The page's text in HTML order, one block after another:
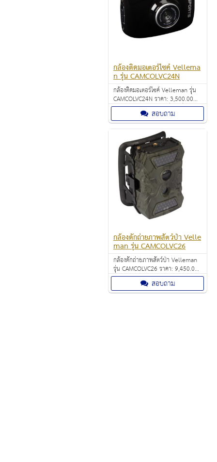
กล้องติดมอเตอร์ไซค์ Vellema
n รุ่น CAMCOLVC24N
กล้องติดมอเตอร์ไซค์ Velleman รุ่น
CAMCOLVC24N ราคา: 3,500.00
บาท บันทึกวีดีโอได้ต่อเนื่อง เมื่อ SD
Card เต็ม จะลบ File เก่าแล้วบันทึก
File ใหม่ทับ อัตโนมัติ
สอบถาม
กล้องดักถ่ายภาพสัตว์ป่า Velle
man รุ่น CAMCOLVC26
กล้องดักถ่ายภาพสัตว์ป่า Velleman
รุ่น CAMCOLVC26 ราคา: 9,450.00
บาท สอบถาม